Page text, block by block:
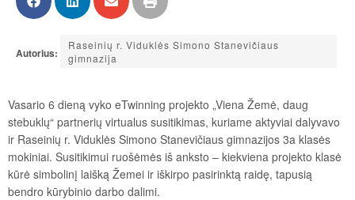
Autorius:
Raseinių r. Viduklės Simono Stanevičiaus
gimnazija
Vasario 6 dieną vyko eTwinning projekto „Viena Žemė, daug
stebuklų“ partnerių virtualus susitikimas, kuriame aktyviai dalyvavo
ir Raseinių r. Viduklės Simono Stanevičiaus gimnazijos 3a klasės
mokiniai. Susitikimui ruošėmės iš anksto – kiekviena projekto klasė
kūrė simbolinį laišką Žemei ir iškirpo pasirinktą raidę, tapusią
bendro kūrybinio darbo dalimi.